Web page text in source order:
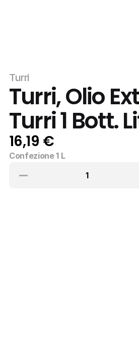
Turri
Turri, Olio
Turri 1 Bott.
16,19 €
Confezione 1 L
1